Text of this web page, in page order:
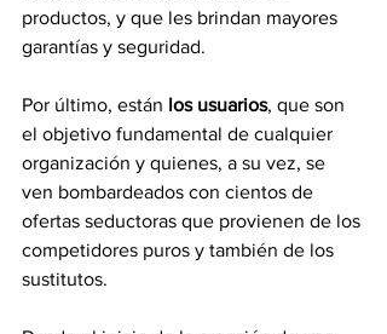
productos, y que les brindan mayores
garantías y seguridad.
Por último, están los usuarios, que son
el objetivo fundamental de cualquier
organización y quienes, a su vez, se
ven bombardeados con cientos de
ofertas seductoras que provienen de los
competidores puros y también de los
sustitutos.